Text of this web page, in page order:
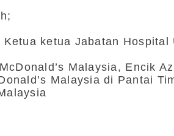
ketua Jabatan Hospital
Malaysia, Encik
Malaysia di Pantai